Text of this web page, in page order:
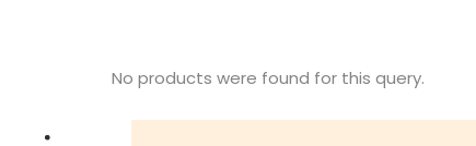
No products were found for this query.